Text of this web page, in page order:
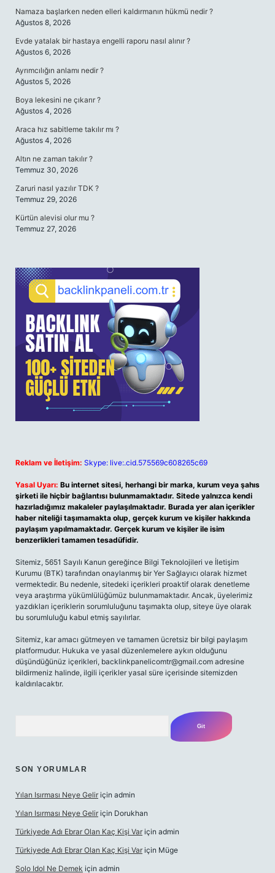
Namaza başlarken neden elleri kaldırmanın hükmü nedir ?
Ağustos 8, 2026
Evde yatalak bir hastaya engelli raporu nasıl alınır ?
Ağustos 6, 2026
Ayrımcılığın anlamı nedir ?
Ağustos 5, 2026
Boya lekesini ne çıkarır ?
Ağustos 4, 2026
Araca hız sabitleme takılır mı ?
Ağustos 4, 2026
Altın ne zaman takılır ?
Temmuz 30, 2026
Zaruri nasıl yazılır TDK ?
Temmuz 29, 2026
Kürtün alevisi olur mu ?
Temmuz 27, 2026
Reklam ve İletişim: Skype: live:.cid.575569c608265c69
Yasal Uyarı: Bu internet sitesi, herhangi bir marka, kurum veya şahıs
şirketi ile hiçbir bağlantısı bulunmamaktadır. Sitede yalnızca kendi
hazırladığımız makaleler paylaşılmaktadır. Burada yer alan içerikler
haber niteliği taşımamakta olup, gerçek kurum ve kişiler hakkında
paylaşım yapılmamaktadır. Gerçek kurum ve kişiler ile isim
benzerlikleri tamamen tesadüfidir.
Sitemiz, 5651 Sayılı Kanun gereğince Bilgi Teknolojileri ve İletişim
Kurumu (BTK) tarafından onaylanmış bir Yer Sağlayıcı olarak hizmet
vermektedir. Bu nedenle, sitedeki içerikleri proaktif olarak denetleme
veya araştırma yükümlülüğümüz bulunmamaktadır. Ancak, üyelerimiz
yazdıkları içeriklerin sorumluluğunu taşımakta olup, siteye üye olarak
bu sorumluluğu kabul etmiş sayılırlar.
Sitemiz, kar amacı gütmeyen ve tamamen ücretsiz bir bilgi paylaşım
platformudur. Hukuka ve yasal düzenlemelere aykırı olduğunu
düşündüğünüz içerikleri, backlinkpanelicomtr@gmail.com adresine
bildirmeniz halinde, ilgili içerikler yasal süre içerisinde sitemizden
kaldırılacaktır.
SON YORUMLAR
Yılan Isırması Neye Gelir için admin
Yılan Isırması Neye Gelir için Dorukhan
Türkiyede Adı Ebrar Olan Kaç Kişi Var için admin
Türkiyede Adı Ebrar Olan Kaç Kişi Var için Müge
Solo Idol Ne Demek için admin